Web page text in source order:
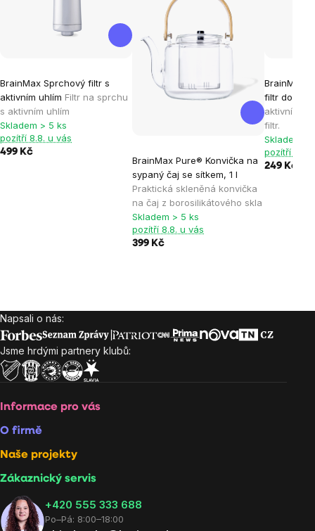
BrainMax Sprchový filtr s
aktivním uhlím Filtr na sprchu
s aktivním uhlím
Skladem > 5 ks
pozítří 8.8. u vás
499 Kč
BrainMax Pure® Konvička na
sypaný čaj se sítkem, 1 l
Praktická skleněná konvička
na čaj z borosilikátového skla
Skladem > 5 ks
pozítří 8.8. u vás
399 Kč
BrainMax
filtr do
aktivním
filtr.
Skladem >
pozítří 8.8.
249 Kč
Zápatí
Napsali o nás:
Jsme hrdými partnery klubů:
Informace pro vás
O firmě
Naše projekty
Zákaznický servis
‭+420 555 333 688
Po–Pá: 8:00–18:00